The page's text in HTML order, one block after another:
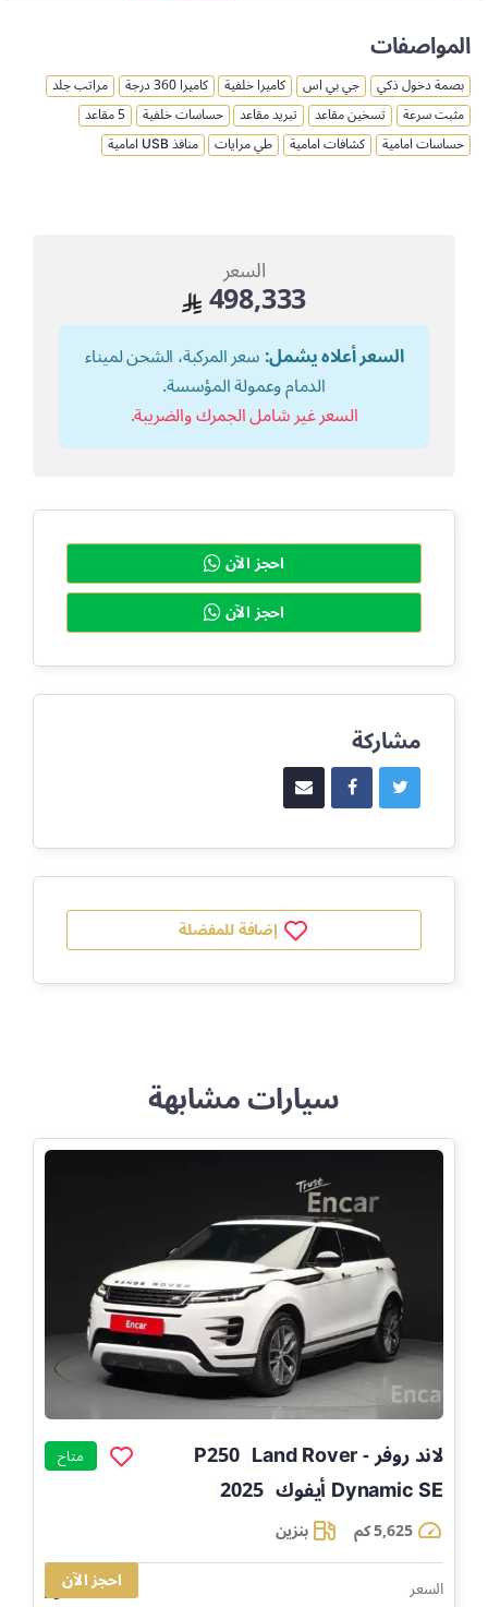
المواصفات
بصمة دخول ذكي جي بي اس كاميرا خلفية كاميرا 360 درجة
مراتب جلد
مثبت سرعة
تسخين مقاعد تبريد مقاعد حساسات خلفية
5 مقاعد
حساسات امامية
كشافات امامية طي مرايات منافذ USB امامية
السعر
498,333
السعر أعلاه يشمل:سعر المركبة، الشحن لميناء
الدمام وعمولة المؤسسة.
السعر غير شامل الجمرك والضريبة.
احجز الآن
احجز الآن
مشاركة
إضافة للمفضلة
سيارات مشابهة
لاند روفر - Land Rover
P250
Dynamic SE أيفوك
]
2025
]
متاح
5,625 كم
بنزين
السعر
0
احجز الآن